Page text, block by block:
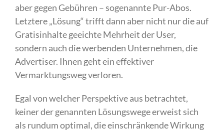
aber gegen Gebühren – sogenannte Pur-Abos.
Letztere „Lösung“ trifft dann aber nicht nur die auf
Gratisinhalte geeichte Mehrheit der User,
sondern auch die werbenden Unternehmen, die
Advertiser. Ihnen geht ein effektiver
Vermarktungsweg verloren.
Egal von welcher Perspektive aus betrachtet,
keiner der genannten Lösungswege erweist sich
als rundum optimal, die einschränkende Wirkung